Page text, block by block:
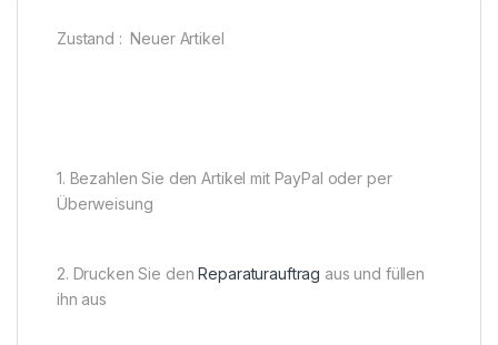
Zustand : Neuer Artikel
1. Bezahlen Sie den Artikel mit PayPal oder per
Überweisung
2. Drucken Sie denReparaturauftrag aus und füllen
ihn aus